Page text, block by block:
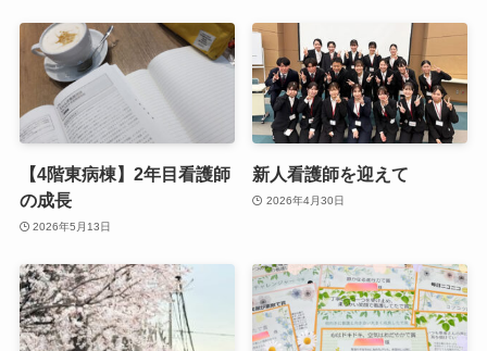
【4階東病棟】2年目看護師
の成長
2026年5月13日
新人看護師を迎えて
2026年4月30日